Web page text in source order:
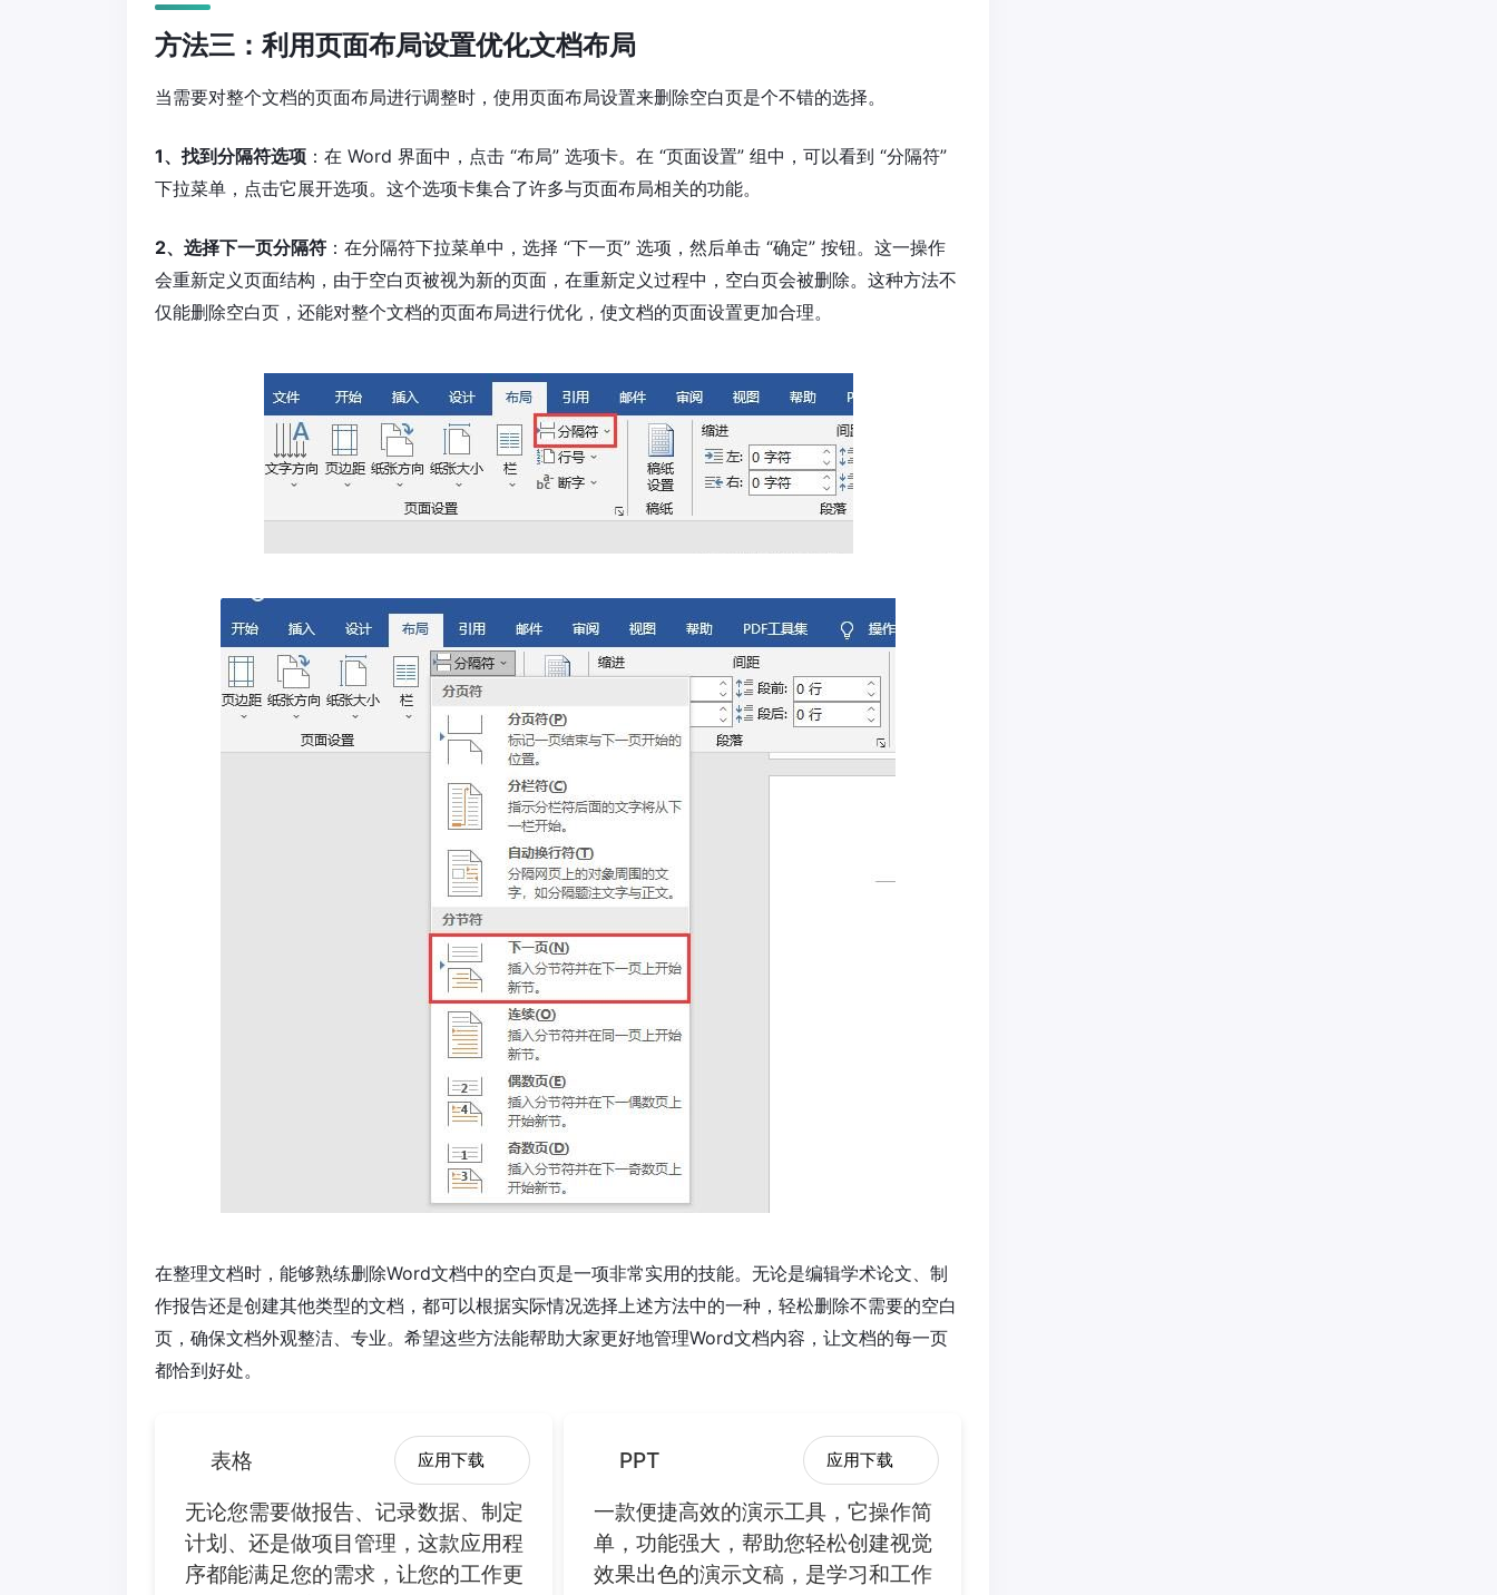
方法三：利用页面布局设置优化文档布局
当需要对整个文档的页面布局进行调整时，使用页面布局设置来删除空白页是个不错的选择。
1、找到分隔符选项 ：在 Word 界面中，点击 “布局” 选项卡。在 “页面设置” 组中，可以看到 “分隔符”
下拉菜单，点击它展开选项。这个选项卡集合了许多与页面布局相关的功能。
2、选择下一页分隔符 ：在分隔符下拉菜单中，选择 “下一页” 选项，然后单击 “确定” 按钮。这一操作
会重新定义页面结构，由于空白页被视为新的页面，在重新定义过程中，空白页会被删除。这种方法不
仅能删除空白页，还能对整个文档的页面布局进行优化，使文档的页面设置更加合理。
在整理文档时，能够熟练删除Word文档中的空白页是一项非常实用的技能。无论是编辑学术论文、制
作报告还是创建其他类型的文档，都可以根据实际情况选择上述方法中的一种，轻松删除不需要的空白
页，确保文档外观整洁、专业。希望这些方法能帮助大家更好地管理Word文档内容，让文档的每一页
都恰到好处。
表格 应用下载
无论您需要做报告、记录数据、制定
计划、还是做项目管理，这款应用程
序都能满足您的需求，让您的工作更
PPT 应用下载
一款便捷高效的演示工具，它操作简
单，功能强大，帮助您轻松创建视觉
效果出色的演示文稿，是学习和工作